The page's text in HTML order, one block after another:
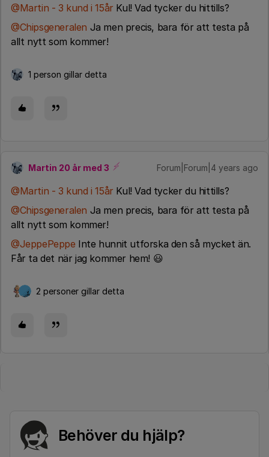
@Martin - 3 kund i 15år Kul! Vad tycker du hittills?
@Chipsgeneralen Ja men precis, bara för att testa på
allt nytt som kommer!
1 person gillar detta
Martin 20 år med 3 Forum|Forum|4 years ago
@Martin - 3 kund i 15år Kul! Vad tycker du hittills?
@Chipsgeneralen Ja men precis, bara för att testa på
allt nytt som kommer!
@JeppePeppeInte hunnit utforska den så mycket än.
Får ta det när jag kommer hem! 😃
2 personer gillar detta
Behöver du hjälp?